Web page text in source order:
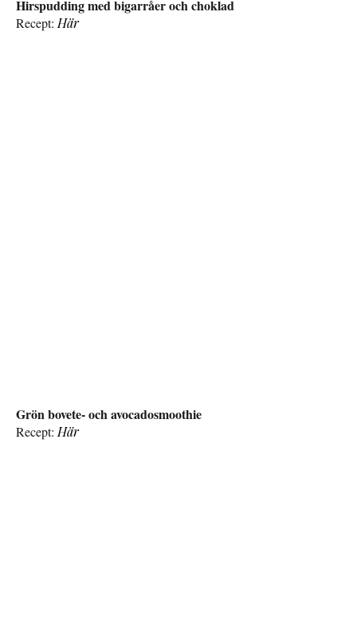
Hirspudding med bigarråer och choklad
Recept: Här
Grön bovete- och avocadosmoothie
Recept: Här